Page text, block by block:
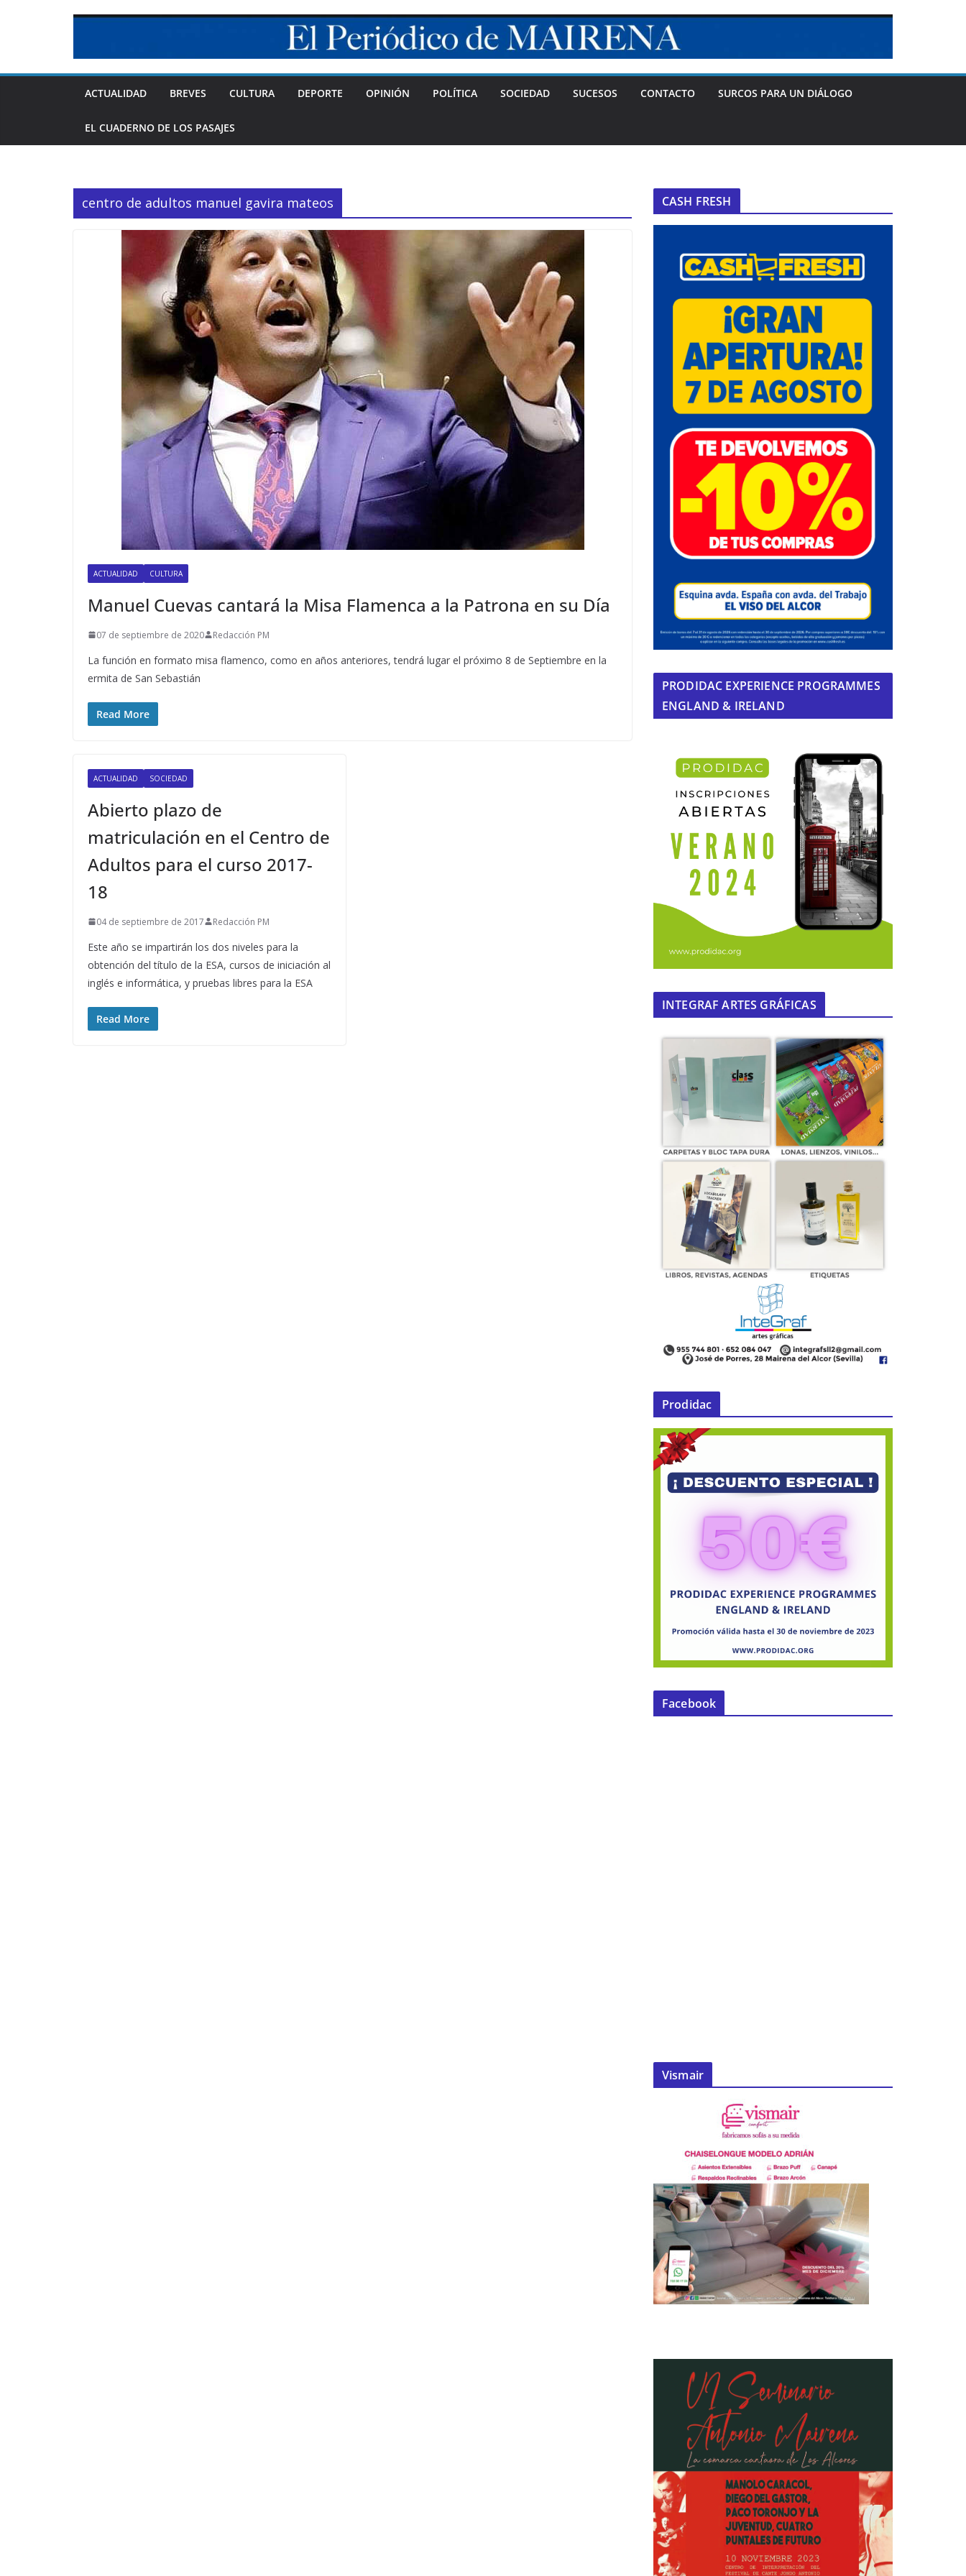
ACTUALIDAD BREVES CULTURA DEPORTE OPINIÓN POLÍTICA SOCIEDAD SUCESOS CONTACTO SURCOS PARA UN DIÁLOGO
EL CUADERNO DE LOS PASAJES
centro de adultos manuel gavira mateos
ACTUALIDAD CULTURA
Manuel Cuevas cantará la Misa Flamenca a la Patrona en su Día
07 de septiembre de 2020 Redacción PM
La función en formato misa flamenco, como en años anteriores, tendrá lugar el próximo 8 de Septiembre en la
ermita de San Sebastián
Read More
ACTUALIDAD SOCIEDAD
Abierto plazo de
matriculación en el Centro de
Adultos para el curso 2017-
18
04 de septiembre de 2017 Redacción PM
Este año se impartirán los dos niveles para la
obtención del título de la ESA, cursos de iniciación al
inglés e informática, y pruebas libres para la ESA
Read More
CASH FRESH
PRODIDAC EXPERIENCE PROGRAMMES
ENGLAND & IRELAND
INTEGRAF ARTES GRÁFICAS
Prodidac
Facebook
Vismair